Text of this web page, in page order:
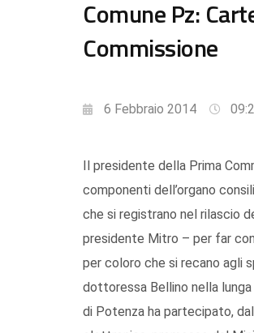
Comune Pz:
Commissione
6 Febbraio 2014
Il presidente della Prima
componenti dell’organo
che si registrano nel rilascio
presidente Mitro – per far
per coloro che si recano agli
dottoressa Bellino nella
di Potenza ha partecipato,